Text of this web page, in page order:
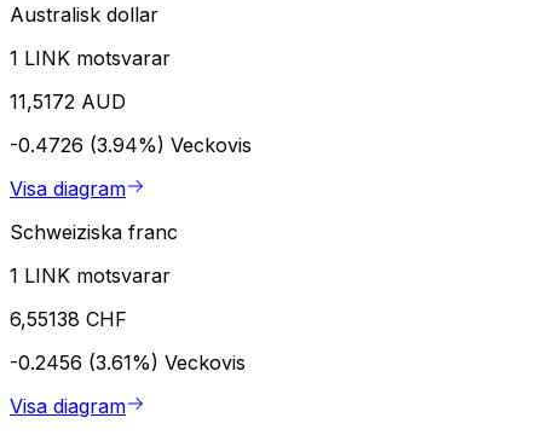
Australisk dollar
1 LINK motsvarar
11,5172 AUD
-0.4726 (3.94%) Veckovis
Visa diagram
Schweiziska franc
1 LINK motsvarar
6,55138 CHF
-0.2456 (3.61%) Veckovis
Visa diagram